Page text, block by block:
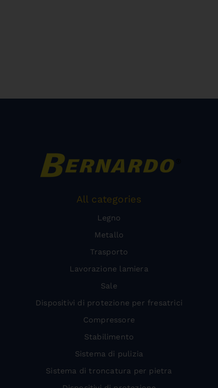
All categories
Legno
Metallo
Trasporto
Lavorazione lamiera
Sale
Dispositivi di protezione per fresatrici
Compressore
Stabilimento
Sistema di pulizia
Sistema di troncatura per pietra